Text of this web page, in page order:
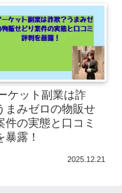
ケット副業は詐
まみゼロの物販せ
件の実態と口コミ
暴露！
2025.12.21